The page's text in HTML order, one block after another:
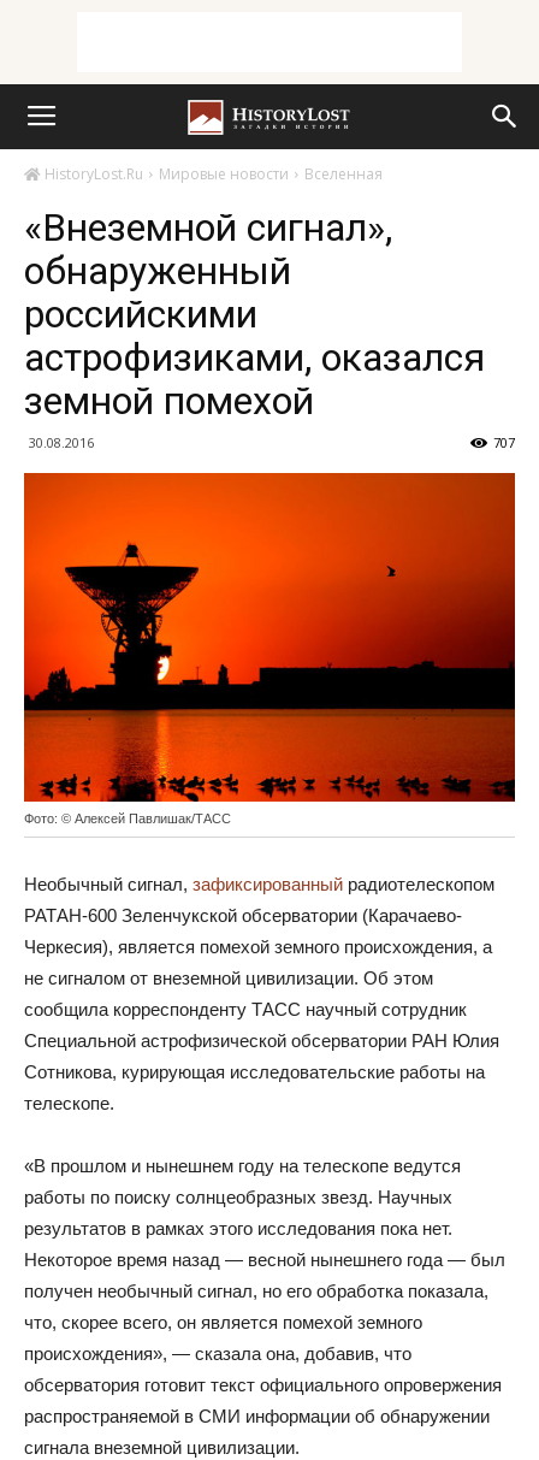
HistoryLost.Ru Мировые новости Вселенная
«Внеземной сигнал»,
обнаруженный
российскими
астрофизиками, оказался
земной помехой
30.08.2016 707
Фото: © Алексей Павлишак/ТАСС
Необычный сигнал, зафиксированный радиотелескопом
РАТАН-600 Зеленчукской обсерватории (Карачаево-
Черкесия), является помехой земного происхождения, а
не сигналом от внеземной цивилизации. Об этом
сообщила корреспонденту ТАСС научный сотрудник
Специальной астрофизической обсерватории РАН Юлия
Сотникова, курирующая исследовательские работы на
телескопе.
«В прошлом и нынешнем году на телескопе ведутся
работы по поиску солнцеобразных звезд. Научных
результатов в рамках этого исследования пока нет.
Некоторое время назад — весной нынешнего года — был
получен необычный сигнал, но его обработка показала,
что, скорее всего, он является помехой земного
происхождения», — сказала она, добавив, что
обсерватория готовит текст официального опровержения
распространяемой в СМИ информации об обнаружении
сигнала внеземной цивилизации.